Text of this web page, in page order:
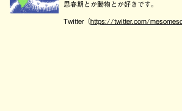
思春期とか動物とか好きです。
Twitter（https://twitter.com/